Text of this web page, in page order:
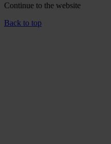
Continue to the website
Back to top